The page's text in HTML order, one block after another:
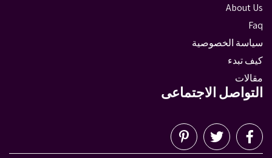
About Us
Faq
سياسة الخصوصية
كيف تبدء
مقالات
التواصل الاجتماعى